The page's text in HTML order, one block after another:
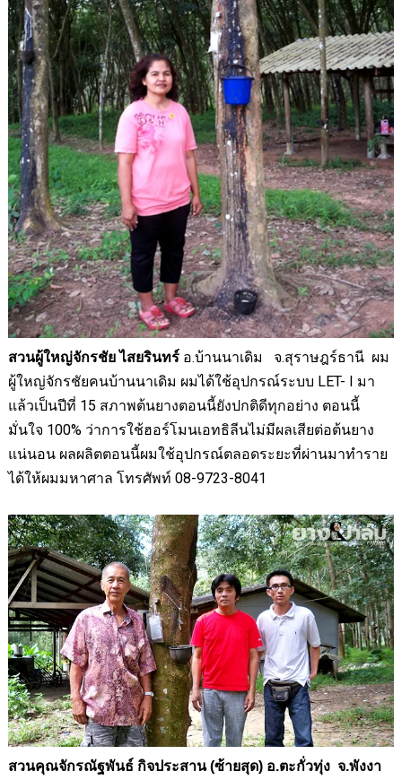
สวนผู้ใหญ่จักรชัย ไสยรินทร์ อ.บ้านนาเดิม จ.สุราษฎร์ธานี ผม
ผู้ใหญ่จักรชัยคนบ้านนาเดิม ผมได้ใช้อุปกรณ์ระบบ LET- I มา
แล้วเป็นปีที่ 15 สภาพต้นยางตอนนี้ยังปกติดีทุกอย่าง ตอนนี้
มั่นใจ 100% ว่าการใช้ฮอร์โมนเอทธิลีนไม่มีผลเสียต่อต้นยาง
แน่นอน ผลผลิตตอนนี้ผมใช้อุปกรณ์ตลอดระยะที่ผ่านมาทำราย
ได้ให้ผมมหาศาล โทรศัพท์ 08-9723-8041
สวนคุณจักรณัฐพันธ์ กิจประสาน (ซ้ายสุด) อ.ตะกั่วทุ่ง จ.พังงา